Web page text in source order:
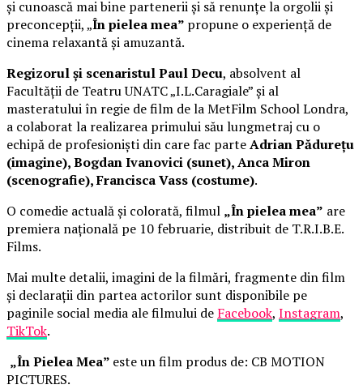
și cunoască mai bine partenerii și să renunțe la orgolii și
preconcepții, „În pielea mea” propune o experiență de
cinema relaxantă și amuzantă.
Regizorul și scenaristul Paul Decu, absolvent al
Facultății de Teatru UNATC „I.L.Caragiale” și al
masteratului în regie de film de la MetFilm School Londra,
a colaborat la realizarea primului său lungmetraj cu o
echipă de profesioniști din care fac parteAdrian Pădurețu
(imagine), Bogdan Ivanovici (sunet), Anca Miron
(scenografie), Francisca Vass (costume).
O comedie actuală și colorată, filmul „În pielea mea” are
premiera națională pe 10 februarie, distribuit de T.R.I.B.E.
Films.
Mai multe detalii, imagini de la filmări, fragmente din film
și declarații din partea actorilor sunt disponibile pe
paginile social media ale filmului de Facebook, Instagram,
TikTok.
„În Pielea Mea” este un film produs de: CB MOTION
PICTURES.